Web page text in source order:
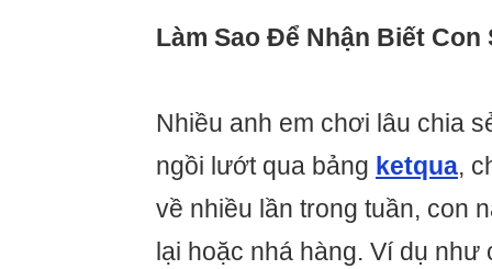
Làm Sao Để Nhận Biết Con
Nhiều anh em chơi lâu chia
ngồi lướt qua bảng ketqua,
về nhiều lần trong tuần, con
lại hoặc nhá hàng. Ví dụ như